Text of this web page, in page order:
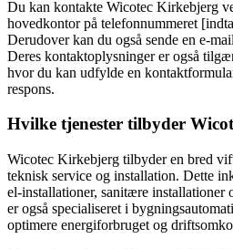
Du kan kontakte Wicotec Kirkebjerg
hovedkontor på telefonnummeret
Derudover kan du også sende en e-
Deres kontaktoplysninger er også
hvor du kan udfylde en
respons.
Hvilke tjenester tilbyder
Wicotec Kirkebjerg tilbyder en bred
teknisk service og installation. Dette
el-installationer, sanitære installationer
er også specialiseret i
optimere energiforbruget og